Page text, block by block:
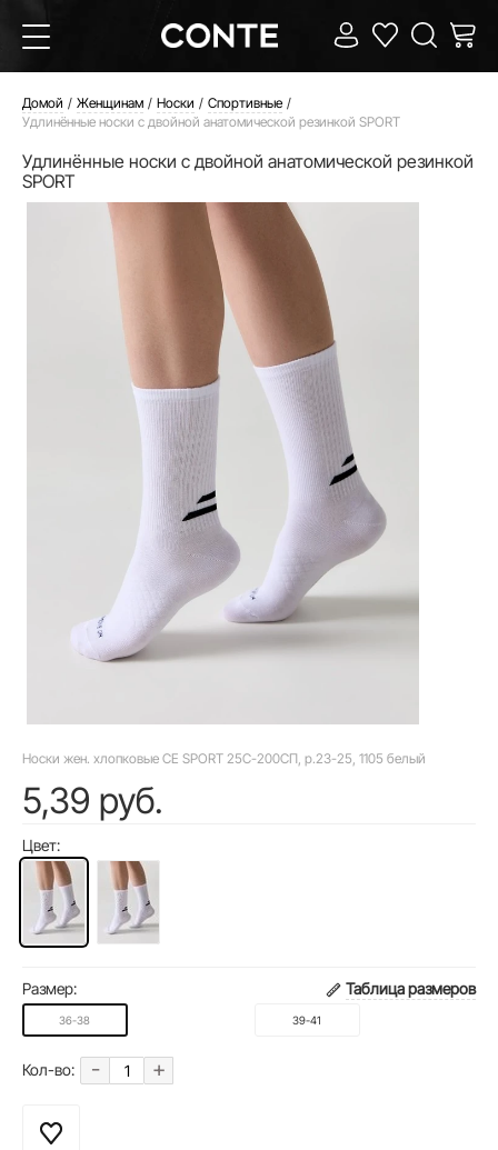
Домой Женщинам Носки
Спортивные
Удлинённые носки с двойной анатомической резинкой SPORT
Удлинённые носки с двойной анатомической резинкой
SPORT
Носки жен. хлопковые CE SPORT 25С-200СП, р.23-25, 1105 белый
5,39 руб.
Цвет:
Размер: Таблица размеров
36-38 39-41
Кол-во: - +